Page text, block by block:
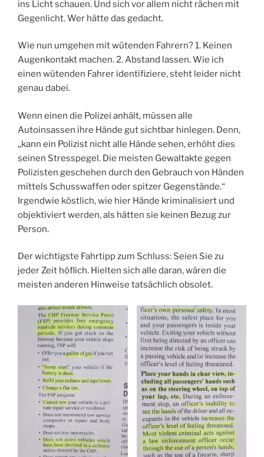
ins Licht schauen. Und sich vor allem nicht rächen mit
Gegenlicht. Wer hätte das gedacht.
Wie nun umgehen mit wütenden Fahrern? 1. Keinen
Augenkontakt machen. 2. Abstand lassen. Wie ich
einen wütenden Fahrer identifiziere, steht leider nicht
genau dabei.
Wenn einen die Polizei anhält, müssen alle
Autoinsassen ihre Hände gut sichtbar hinlegen. Denn,
„kann ein Polizist nicht alle Hände sehen, erhöht dies
seinen Stresspegel. Die meisten Gewaltakte gegen
Polizisten geschehen durch den Gebrauch von Händen
mittels Schusswaffen oder spitzer Gegenstände.“
Irgendwie köstlich, wie hier Hände kriminalisiert und
objektiviert werden, als hätten sie keinen Bezug zur
Person.
Der wichtigste Fahrtipp zum Schluss: Seien Sie zu
jeder Zeit höflich. Hielten sich alle daran, wären die
meisten anderen Hinweise tatsächlich obsolet.